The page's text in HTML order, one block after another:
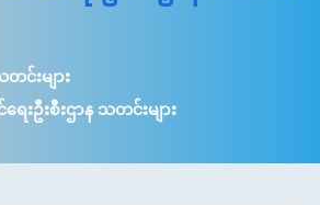
င်းများ
းဦးစီးဌာန သတင်းများ